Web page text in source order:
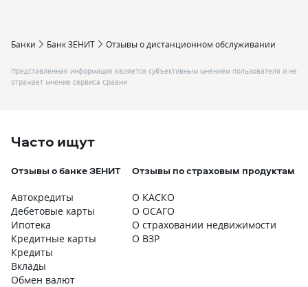
Банки Банк ЗЕНИТ Отзывы о дистанционном обслуживании
Представленная информация является субъективным мнением пользователя и не
отражает мнение сервиса Сравни
Часто ищут
Отзывы о банке ЗЕНИТ
Автокредиты
Дебетовые карты
Ипотека
Кредитные карты
Кредиты
Вклады
Обмен валют
Отзывы по страховым продуктам
О КАСКО
О ОСАГО
О страховании недвижимости
О ВЗР